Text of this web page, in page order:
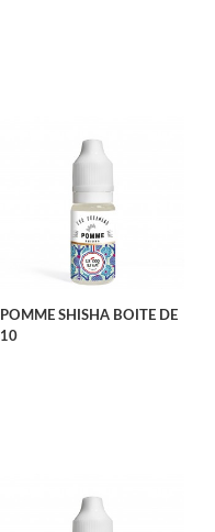
POMME SHISHA BOITE DE
10